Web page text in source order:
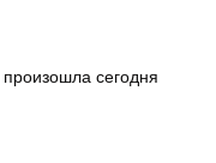
сегодня